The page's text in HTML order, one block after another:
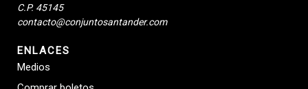
C.P. 45145
contacto@conjuntosantander.com
ENLACES
Medios